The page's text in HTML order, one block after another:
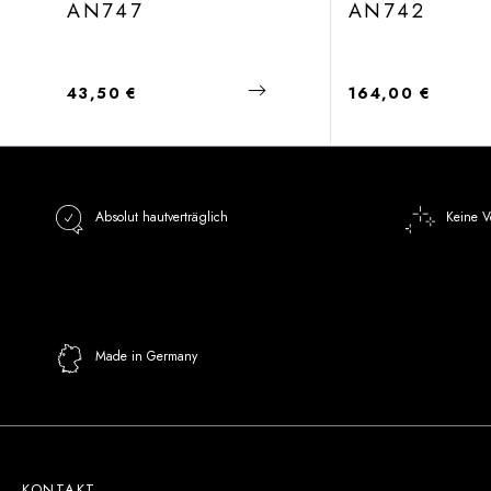
AN747
Regulärer Preis:
43,50 €
AN742
Regulärer Preis:
164,00 €
Absolut hautverträglich Keine
Made in Germany